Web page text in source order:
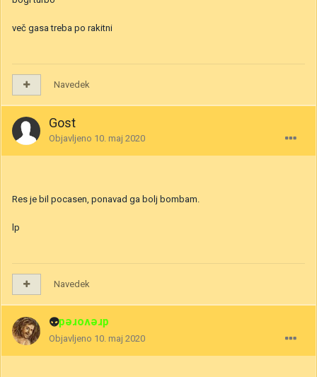
več gasa treba po rakitni
Navedek
Gost
Objavljeno 10. maj 2020
Res je bil pocasen, ponavad ga bolj bombam.
lp
Navedek
👽drevored
Objavljeno 10. maj 2020